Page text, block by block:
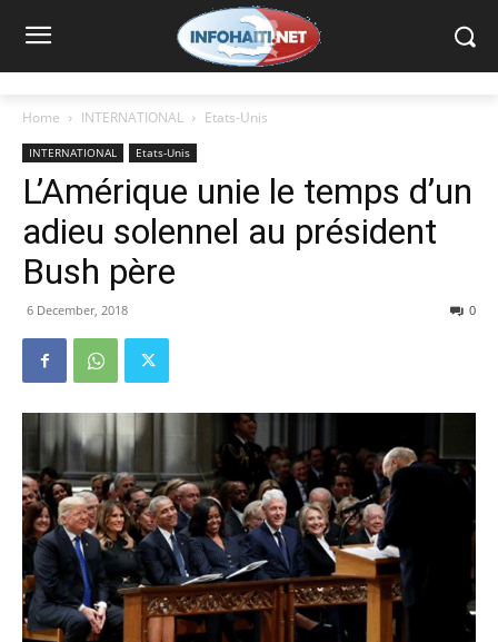
Home INTERNATIONAL Etats-Unis
INTERNATIONAL Etats-Unis
L’Amérique unie le temps d’un
adieu solennel au président
Bush père
6 December, 2018 0